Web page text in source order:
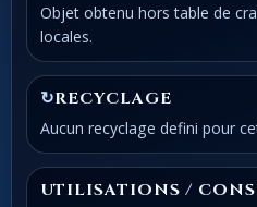
Objet obtenu hors table de
locales.
↻RECYCLAGE
Aucun recyclage defini pour
UTILISATIONS /